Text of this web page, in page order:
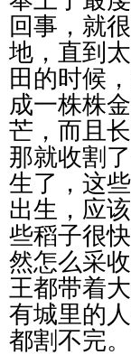
回事，就
地，直到
田的时候
成一株株
芒，而且
那就收割
生了，这
出生，应
些稻子很
然怎么采
王都带着
有城里的
都割不完。